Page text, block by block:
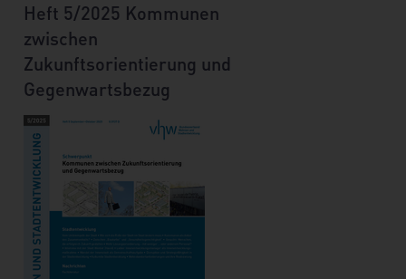
Heft 5/2025 Kommunen
zwischen
Zukunftsorientierung und
Gegenwartsbezug